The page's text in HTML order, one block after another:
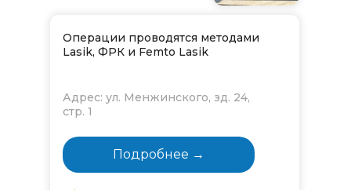
Операции проводятся методами
Lasik, ФРК и Femto Lasik
Подробнее →
Адрес: ул. Менжинского, зд. 24,
стр. 1